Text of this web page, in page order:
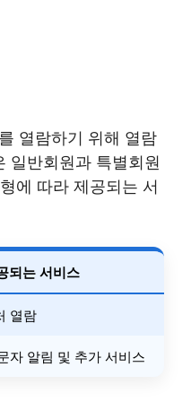
열람하기 위해 열람
일반회원과 특별회원
에 따라 제공되는 서
되는 서비스
열람
자 알림 및 추가 서비스